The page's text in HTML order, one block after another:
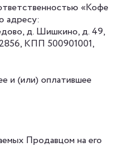
«Кофе
адресу:
д. Шишкино, д. 49,
КПП 500901001,
и (или) оплатившее
Продавцом на его